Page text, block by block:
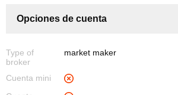
Opciones de cuenta
Type of
broker
market maker
Cuenta mini